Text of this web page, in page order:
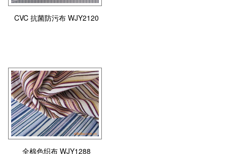
CVC 抗菌防污布 WJY2120
全棉色织布 WJY1288